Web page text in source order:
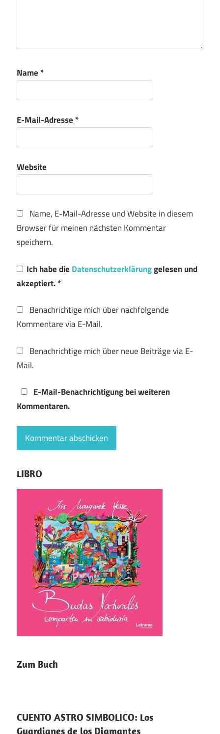
Name *
E-Mail-Adresse *
Website
Name, E-Mail-Adresse und Website in diesem
Browser für meinen nächsten Kommentar
speichern.
Ich habe die Datenschutzerklärunggelesen und
akzeptiert.*
Benachrichtige mich über nachfolgende
Kommentare via E-Mail.
Benachrichtige mich über neue Beiträge via E-
Mail.
E-Mail-Benachrichtigung bei weiteren
Kommentaren.
LIBRO
Zum Buch
CUENTO ASTRO SIMBOLICO: Los
Guardianes de los Diamantes